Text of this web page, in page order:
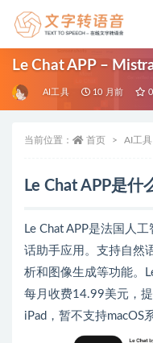
Le Chat APP –
AI工具 10 月前 0
当前位置： 首页 AI工具
Le Chat APP是什
Le Chat APP是法国人
话助手应用。支持自然
析和图像生成等功能。
每月收费14.99美元，
iPad，暂不支持macOS